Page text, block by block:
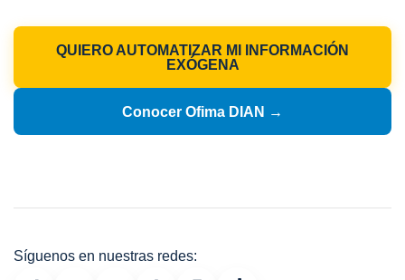
QUIERO AUTOMATIZAR MI INFORMACIÓN
EXÓGENA
Conocer Ofima DIAN →
Síguenos en nuestras redes: